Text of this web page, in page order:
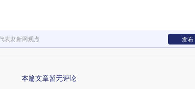
表财新网观点 发布
本篇文章暂无评论